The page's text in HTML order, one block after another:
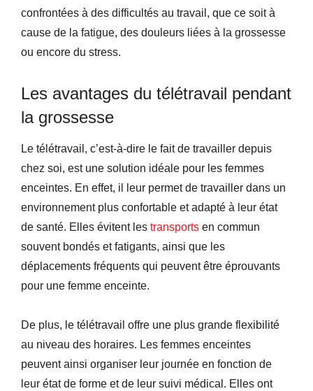
confrontées à des difficultés au travail, que ce soit à
cause de la fatigue, des douleurs liées à la grossesse
ou encore du stress.
Les avantages du télétravail pendant
la grossesse
Le télétravail, c’est-à-dire le fait de travailler depuis
chez soi, est une solution idéale pour les femmes
enceintes. En effet, il leur permet de travailler dans un
environnement plus confortable et adapté à leur état
de santé. Elles évitent les transports en commun
souvent bondés et fatigants, ainsi que les
déplacements fréquents qui peuvent être éprouvants
pour une femme enceinte.
De plus, le télétravail offre une plus grande flexibilité
au niveau des horaires. Les femmes enceintes
peuvent ainsi organiser leur journée en fonction de
leur état de forme et de leur suivi médical. Elles ont